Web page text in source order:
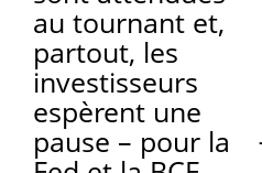
au tournant et,
partout, les
investisseurs
espèrent une
pause – pour la